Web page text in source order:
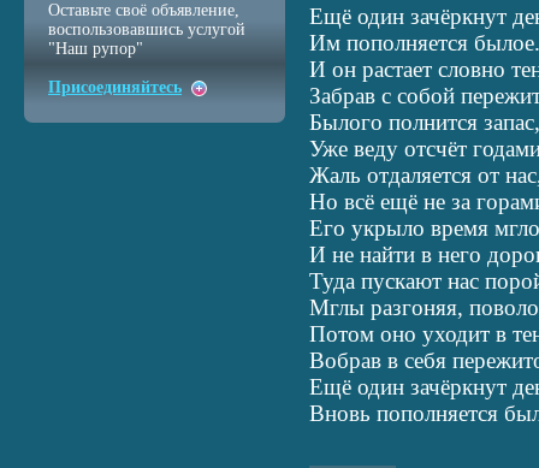
pause
Ещё один зачёркнут
Им пополняется былое.
И он растает словно
Забрав с собой
Былого полнится запас,
Уже веду отсчёт
Жаль отдаляется от
Но всё ещё не за
Его укрыло время
И не найти в него
Туда пускают нас
Мглы разгоняя,
Потом оно уходит в
Вобрав в себя
Ещё один зачёркнут
Вновь пополняется
Оставьте своё объявление,
воспользовавшись услугой
"Наш рупор"
Присоединяйтесь